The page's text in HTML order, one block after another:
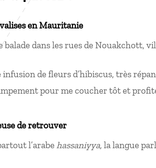
en Mauritanie
dans les rues de Nouakchott,
infusion de fleurs d’hibiscus, très
pour me coucher tôt et
de retrouver
l’arabe hassaniyya, la langue